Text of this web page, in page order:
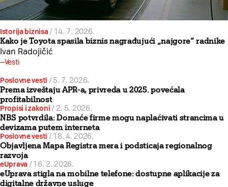
Istorija biznisa / 14. 7. 2026.
Kako je Toyota spasila biznis nagrađujući „najgore“ radnike
Ivan Radojičić
Vesti
Poslovne vesti /5. 7. 2026.
Prema izveštaju APR-a, privreda u 2025. povećala
profitabilnost
Propisi i zakoni / 2. 5. 2026.
NBS potvrdila: Domaće firme mogu naplaćivati strancima u
devizama putem interneta
Poslovne vesti /18. 4. 2026.
Objavljena Mapa Registra mera i podsticaja regionalnog
razvoja
eUprava /16. 2. 2026.
eUprava stigla na mobilne telefone: dostupne aplikacije za
digitalne državne usluge